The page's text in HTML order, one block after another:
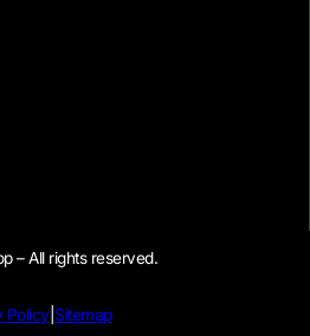
– All rights reserved.
Policy Sitemap